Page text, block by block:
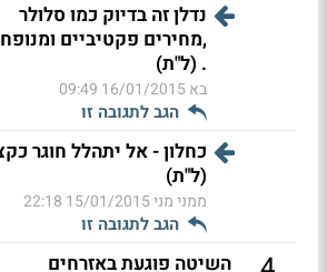
נדלן זה בדיוק כמו סלולר
,מחירים פקטיביים
. (ל"ת)
בא16/01/2015 09:49
הגב לתגובה זו
כחלון - אל יתהלל חוגר
(ל"ת)
ממני מני15/01/2015 22:18
הגב לתגובה זו
השיטה פוגעת באזרחים